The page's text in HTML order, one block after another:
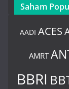
Saham
AADI ACES
AMRT
BBRI